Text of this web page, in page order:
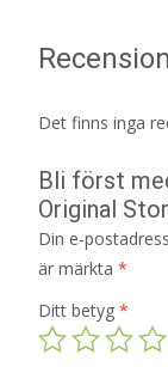
Det finns inga
Bli först
Original
Din e-
är märkta *
Ditt betyg *